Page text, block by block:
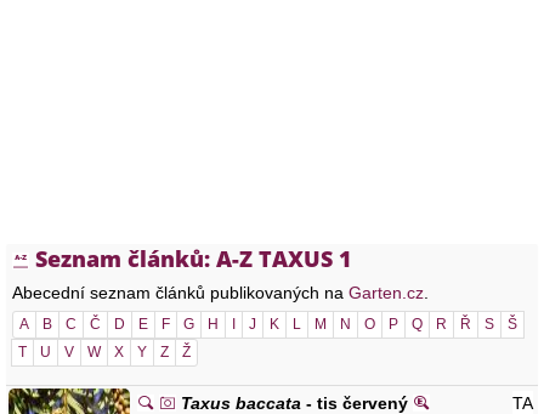
Seznam článků: A-Z TAXUS 1
Abecední seznam článků publikovaných na Garten.cz
A B C Č D E F G H J K L M N O P Q R Ř S
Š
T
U V W X Y Z Ž
Taxus baccata - tis červený TA